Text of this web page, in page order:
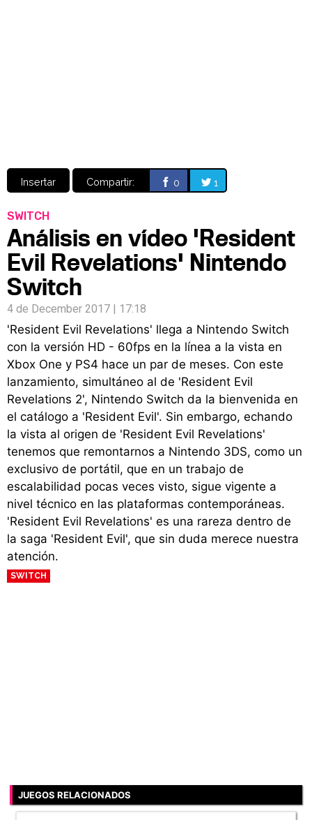
Insertar Compartir: 0 1
SWITCH
Análisis en vídeo 'Resident
Evil Revelations' Nintendo
Switch
4 de December 2017 | 17:18
'Resident Evil Revelations' llega a Nintendo Switch
con la versión HD - 60fps en la línea a la vista en
Xbox One y PS4 hace un par de meses. Con este
lanzamiento, simultáneo al de 'Resident Evil
Revelations 2', Nintendo Switch da la bienvenida en
el catálogo a 'Resident Evil'. Sin embargo, echando
la vista al origen de 'Resident Evil Revelations'
tenemos que remontarnos a Nintendo 3DS, como un
exclusivo de portátil, que en un trabajo de
escalabilidad pocas veces visto, sigue vigente a
nivel técnico en las plataformas contemporáneas.
'Resident Evil Revelations' es una rareza dentro de
la saga 'Resident Evil', que sin duda merece nuestra
atención.
SWITCH
JUEGOS RELACIONADOS